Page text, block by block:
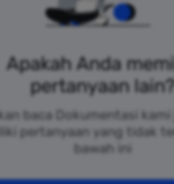
Apakah Anda
pertanyaan
baca Dokumentasi
pertanyaan yang tidak
bawah ini